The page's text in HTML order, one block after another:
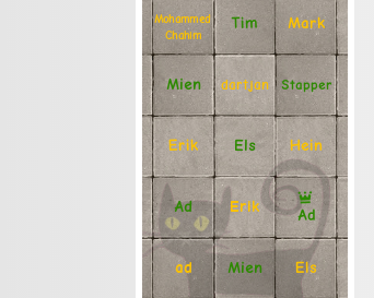
Mohammed
Chahim
Tim Mark
Mien dartjan Stapper
Erik Els Hein
Ad Erik
Ad
ad Mien Els